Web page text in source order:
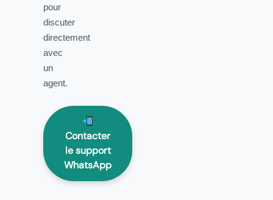
pour
discuter
directement
avec
un
agent.
Contacter
le support
WhatsApp